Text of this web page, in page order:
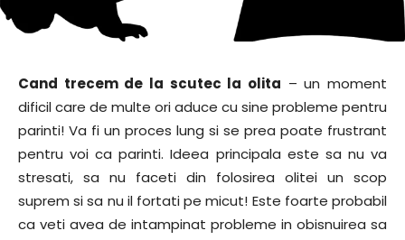
Cand trecem de la scutec la olita – un moment
dificil care de multe ori aduce cu sine probleme pentru
parinti! Va fi un proces lung si se prea poate frustrant
pentru voi ca parinti. Ideea principala este sa nu va
stresati, sa nu faceti din folosirea olitei un scop
suprem si sa nu il fortati pe micut! Este foarte probabil
ca veti avea de intampinat probleme in obisnuirea sa